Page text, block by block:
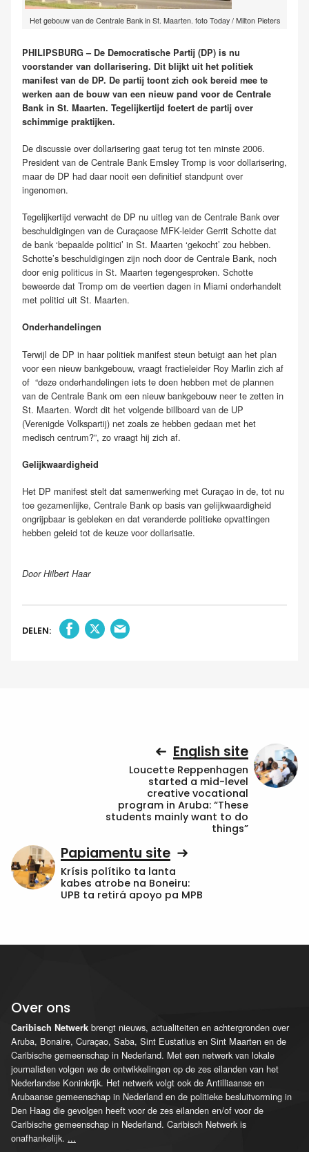
Het gebouw van de Centrale Bank in St. Maarten. foto Today / Milton Pieters
PHILIPSBURG – De Democratische Partij (DP) is nu
voorstander van dollarisering. Dit blijkt uit het politiek
manifest van de DP. De partij toont zich ook bereid mee te
werken aan de bouw van een nieuw pand voor de Centrale
Bank in St. Maarten. Tegelijkertijd foetert de partij over
schimmige praktijken.
De discussie over dollarisering gaat terug tot ten minste 2006.
President van de Centrale Bank Emsley Tromp is voor dollarisering,
maar de DP had daar nooit een definitief standpunt over
ingenomen.
Tegelijkertijd verwacht de DP nu uitleg van de Centrale Bank over
beschuldigingen van de Curaçaose MFK-leider Gerrit Schotte dat
de bank ‘bepaalde politici’ in St. Maarten ‘gekocht’ zou hebben.
Schotte’s beschuldigingen zijn noch door de Centrale Bank, noch
door enig politicus in St. Maarten tegengesproken. Schotte
beweerde dat Tromp om de veertien dagen in Miami onderhandelt
met politici uit St. Maarten.
Onderhandelingen
Terwijl de DP in haar politiek manifest steun betuigt aan het plan
voor een nieuw bankgebouw, vraagt fractieleider Roy Marlin zich af
of “deze onderhandelingen iets te doen hebben met de plannen
van de Centrale Bank om een nieuw bankgebouw neer te zetten in
St. Maarten. Wordt dit het volgende billboard van de UP
(Verenigde Volkspartij) net zoals ze hebben gedaan met het
medisch centrum?”, zo vraagt hij zich af.
Gelijkwaardigheid
Het DP manifest stelt dat samenwerking met Curaçao in de, tot nu
toe gezamenlijke, Centrale Bank op basis van gelijkwaardigheid
ongrijpbaar is gebleken en dat veranderde politieke opvattingen
hebben geleid tot de keuze voor dollarisatie.
Door Hilbert Haar
DELEN:
English site
Loucette Reppenhagen
started a mid-level
creative vocational
program in Aruba: “These
students mainly want to do
things”
Papiamentu site
Krísis polítiko ta lanta
kabes atrobe na Boneiru:
UPB ta retirá apoyo pa MPB
Over ons
Caribisch Netwerk brengt nieuws, actualiteiten en achtergronden over
Aruba, Bonaire, Curaçao, Saba, Sint Eustatius en Sint Maarten en de
Caribische gemeenschap in Nederland. Met een netwerk van lokale
journalisten volgen we de ontwikkelingen op de zes eilanden van het
Nederlandse Koninkrijk. Het netwerk volgt ook de Antilliaanse en
Arubaanse gemeenschap in Nederland en de politieke besluitvorming in
Den Haag die gevolgen heeft voor de zes eilanden en/of voor de
Caribische gemeenschap in Nederland. Caribisch Netwerk is
onafhankelijk. ...